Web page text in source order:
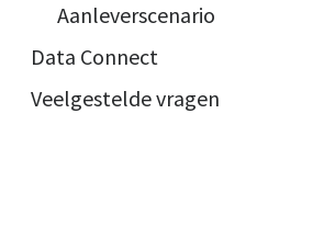
Aanleverscenario
Data Connect
Veelgestelde vragen